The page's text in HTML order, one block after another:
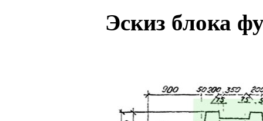
Эскиз блока